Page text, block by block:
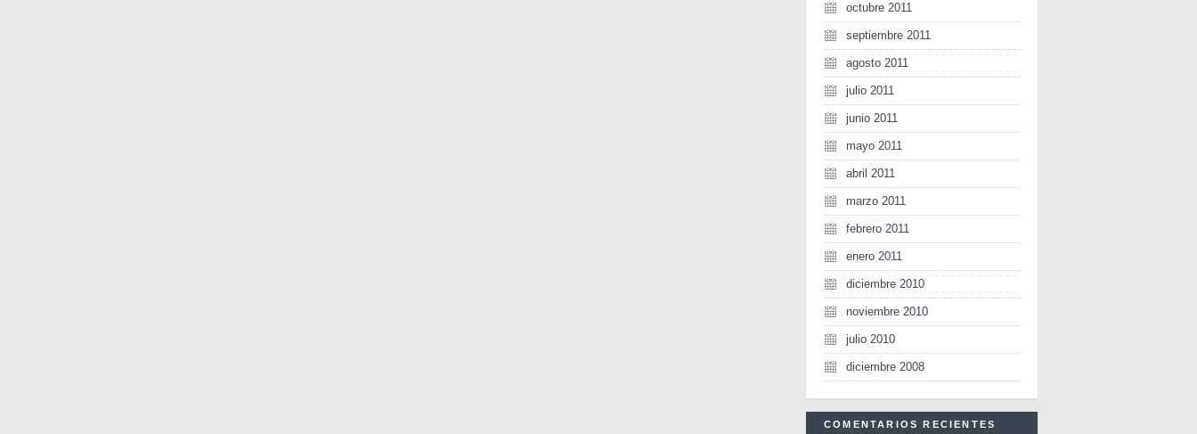
octubre 2011
septiembre 2011
agosto 2011
julio 2011
junio 2011
mayo 2011
abril 2011
marzo 2011
febrero 2011
enero 2011
diciembre 2010
noviembre 2010
julio 2010
diciembre 2008
COMENTARIOS RECIENTES